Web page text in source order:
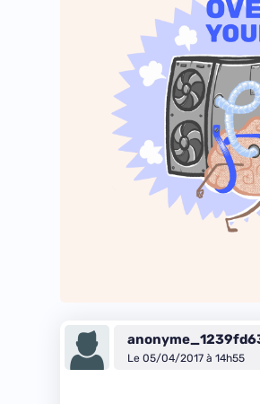
Le 05/04/2017 à 14h55